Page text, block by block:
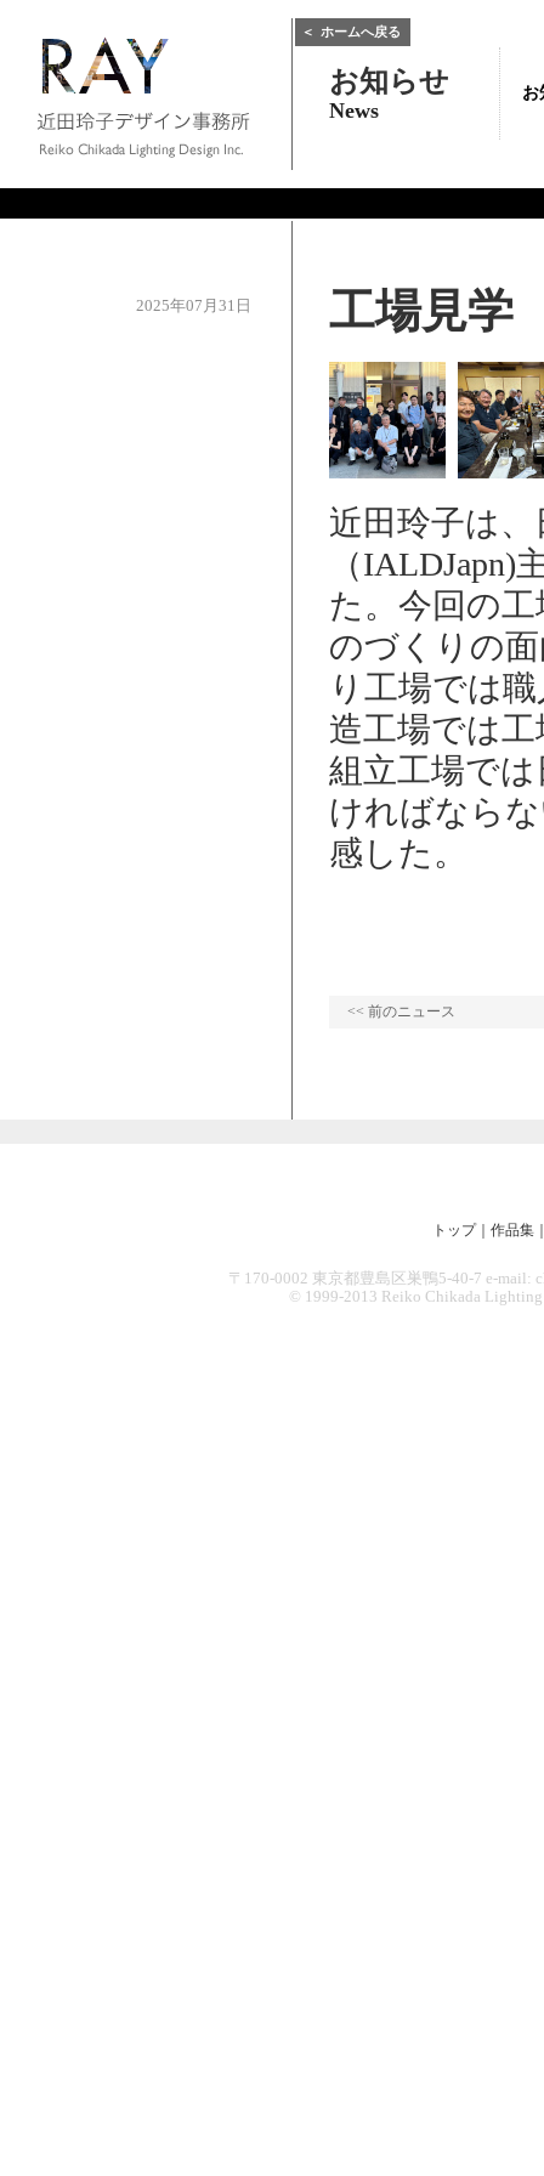
お知らせ
News
＜ ホームへ戻る
お
2025年07月31日 工場見学
近田玲子は
（
た。今回の
のづくりの
り工場では
造工場では
組立工場で
ければなら
感した。
<< 前のニュース
トップ｜ 作品集
〒170-0002 東京都豊島区巣鴨5-40-7 e-mail:
© 1999-2013 Reiko Chikada Lighting